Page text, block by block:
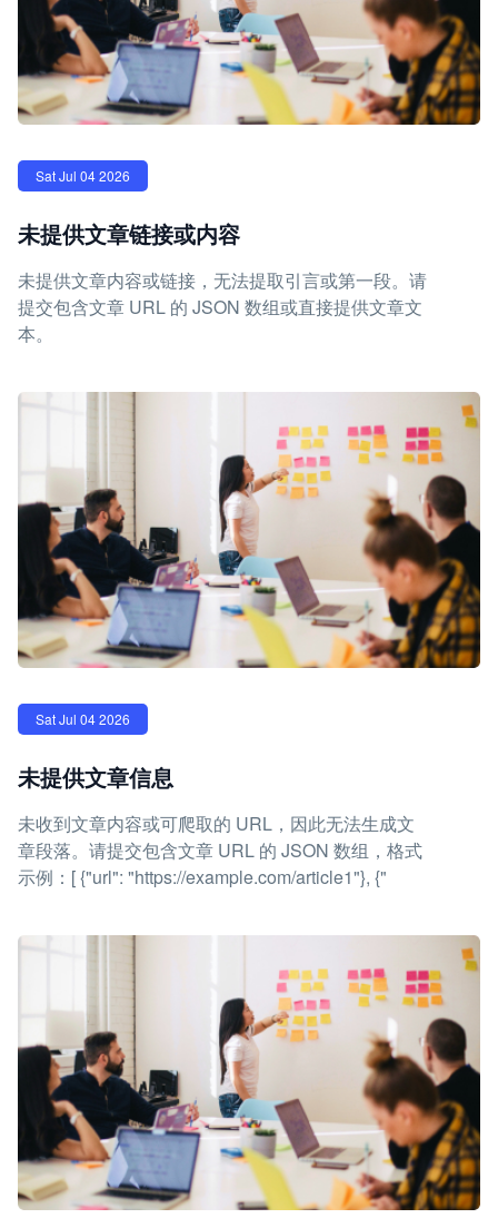
Sat Jul 04 2026
未提供文章链接或内容
未提供文章内容或链接，无法提取引言或第一段。请
提交包含文章 URL 的 JSON 数组或直接提供文章文
本。
Sat Jul 04 2026
未提供文章信息
未收到文章内容或可爬取的 URL，因此无法生成文
章段落。请提交包含文章 URL 的 JSON 数组，格式
示例：[ {"url": "https://example.com/article1"}, {"